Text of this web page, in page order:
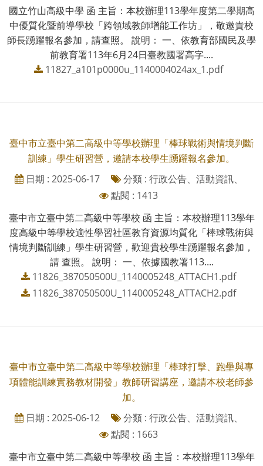
國立竹山高級中學 函 主旨：本校辦理113學年度第二學期高
中優質化暨前導學校「跨領域教師增能工作坊」，敬邀貴校
師長踴躍報名參加，請查照。 說明： 一、依教育部國民及學
前教育署113年6月24日臺教國署高字....
11827_a101p0000u_1140004024ax_1.pdf
臺中市立臺中第二高級中等學校辦理「棒球戰術與情境判斷
訓練」學生研習營，邀請本校學生踴躍報名參加。
日期 : 2025-06-17
分類 : 行政公告、活動資訊、
點閱 : 1413
臺中市立臺中第二高級中等學校 函 主旨：本校辦理113學年
度高級中等學校適性學習社區教育資源均質化「棒球戰術與
情境判斷訓練」學生研習營，歡迎貴校學生踴躍報名參加，
請 查照。 說明： 一、依據國教署113....
11826_387050500U_1140005248_ATTACH1.pdf
11826_387050500U_1140005248_ATTACH2.pdf
臺中市立臺中第二高級中等學校辦理「棒球打擊、跑壘與專
項體能訓練實務教材開發」教師研習講座，邀請本校老師參
加。
日期 : 2025-06-12
分類 : 行政公告、活動資訊、
點閱 : 1663
臺中市立臺中第二高級中等學校 函 主旨：本校辦理113學年